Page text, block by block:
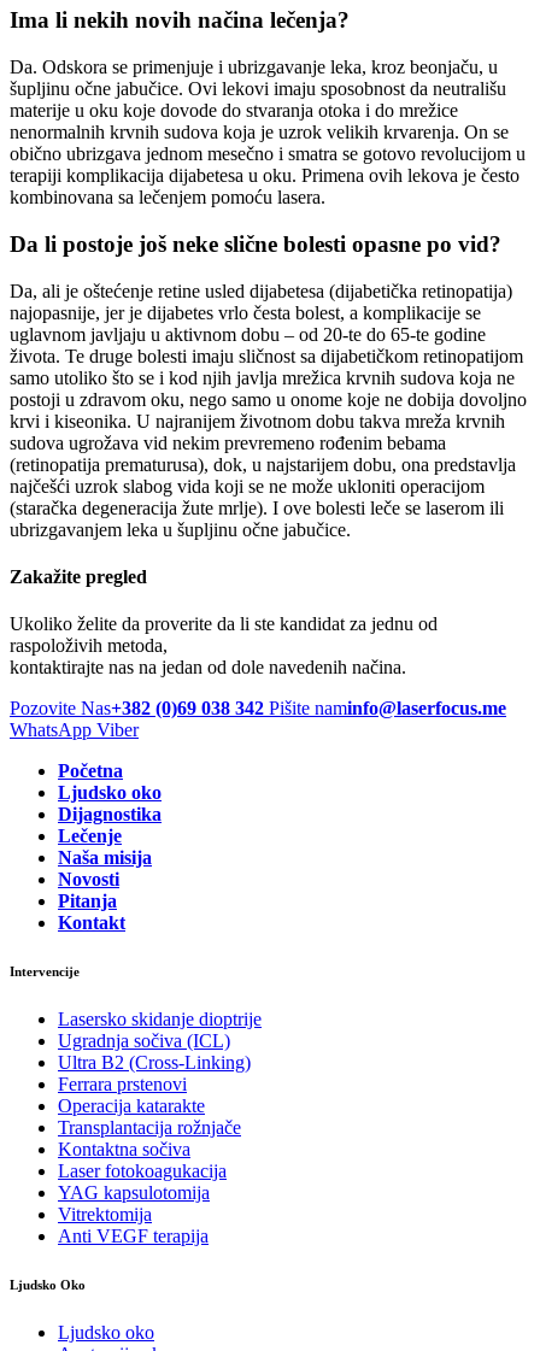
Ima li nekih novih načina lečenja?
Da. Odskora se primenjuje i ubrizgavanje leka, kroz beonjaču, u
šupljinu očne jabučice. Ovi lekovi imaju sposobnost da neutrališu
materije u oku koje dovode do stvaranja otoka i do mrežice
nenormalnih krvnih sudova koja je uzrok velikih krvarenja. On se
obično ubrizgava jednom mesečno i smatra se gotovo revolucijom u
terapiji komplikacija dijabetesa u oku. Primena ovih lekova je često
kombinovana sa lečenjem pomoću lasera.
Da li postoje još neke slične bolesti opasne po vid?
Da, ali je oštećenje retine usled dijabetesa (dijabetička retinopatija)
najopasnije, jer je dijabetes vrlo česta bolest, a komplikacije se
uglavnom javljaju u aktivnom dobu – od 20-te do 65-te godine
života. Te druge bolesti imaju sličnost sa dijabetičkom retinopatijom
samo utoliko što se i kod njih javlja mrežica krvnih sudova koja ne
postoji u zdravom oku, nego samo u onome koje ne dobija dovoljno
krvi i kiseonika. U najranijem životnom dobu takva mreža krvnih
sudova ugrožava vid nekim prevremeno rođenim bebama
(retinopatija prematurusa), dok, u najstarijem dobu, ona predstavlja
najčešći uzrok slabog vida koji se ne može ukloniti operacijom
(staračka degeneracija žute mrlje). I ove bolesti leče se laserom ili
ubrizgavanjem leka u šupljinu očne jabučice.
Zakažite pregled
Ukoliko želite da proverite da li ste kandidat za jednu od
raspoloživih metoda,
kontaktirajte nas na jedan od dole navedenih načina.
Pozovite Nas+382 (0)69 038 342 Pišite naminfo@laserfocus.me
WhatsApp Viber
Početna
Ljudsko oko
Dijagnostika
Lečenje
Naša misija
Novosti
Pitanja
Kontakt
Intervencije
Lasersko skidanje dioptrije
Ugradnja sočiva (ICL)
Ultra B2 (Cross-Linking)
Ferrara prstenovi
Operacija katarakte
Transplantacija rožnjače
Kontaktna sočiva
Laser fotokoagukacija
YAG kapsulotomija
Vitrektomija
Anti VEGF terapija
Ljudsko Oko
Ljudsko oko